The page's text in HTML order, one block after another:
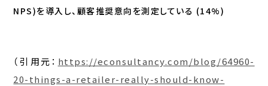
NPS)を導入し、顧客推奨意向を測定している (14%)
（引用元： https://econsultancy.com/blog/64960-
20-things-a-retailer-really-should-know-